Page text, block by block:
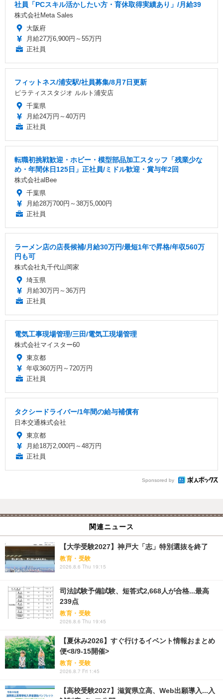
社員「PCスキル活かしたい方・育休取得実績あり」/月給39
株式会社Meta Sales
大阪府
月給27万6,900円～55万円
正社員
フィットネス/浦安駅/社員募集/8月7日更新
ピラティススタジオ ルルト浦安店
千葉県
月給24万円～40万円
正社員
転職初挑戦歓迎・ホビー・模型部品加工スタッフ「残業少な
め・年間休日125日」正社員/ミドル歓迎・賞与年2回
株式会社alBee
千葉県
月給28万700円～38万5,000円
正社員
ラーメン店の店長候補/月給30万円/最短1年で昇格/年収560万
円も可
株式会社丸千代山岡家
埼玉県
月給30万円～36万円
正社員
電気工事現場管理/三田/電気工現場管理
株式会社マイスター60
東京都
年収360万円～720万円
正社員
タクシードライバー/1年間の給与補償有
日本交通株式会社
東京都
月給18万2,000円～48万円
正社員
Sponsored by
関連ニュース
【大学受験2027】神戸大「志」特別選抜を終了
教育・受験
2026.8.6 Thu 19:15
司法試験予備試験、短答式2,668人が合格...最高
239点
教育・受験
2026.8.6 Thu 19:45
【夏休み2026】すぐ行けるイベント情報おまとめ
便<8/9-15開催>
教育・受験
2026.8.7 Fri 1:45
【高校受験2027】滋賀県立高、Web出願導入...入